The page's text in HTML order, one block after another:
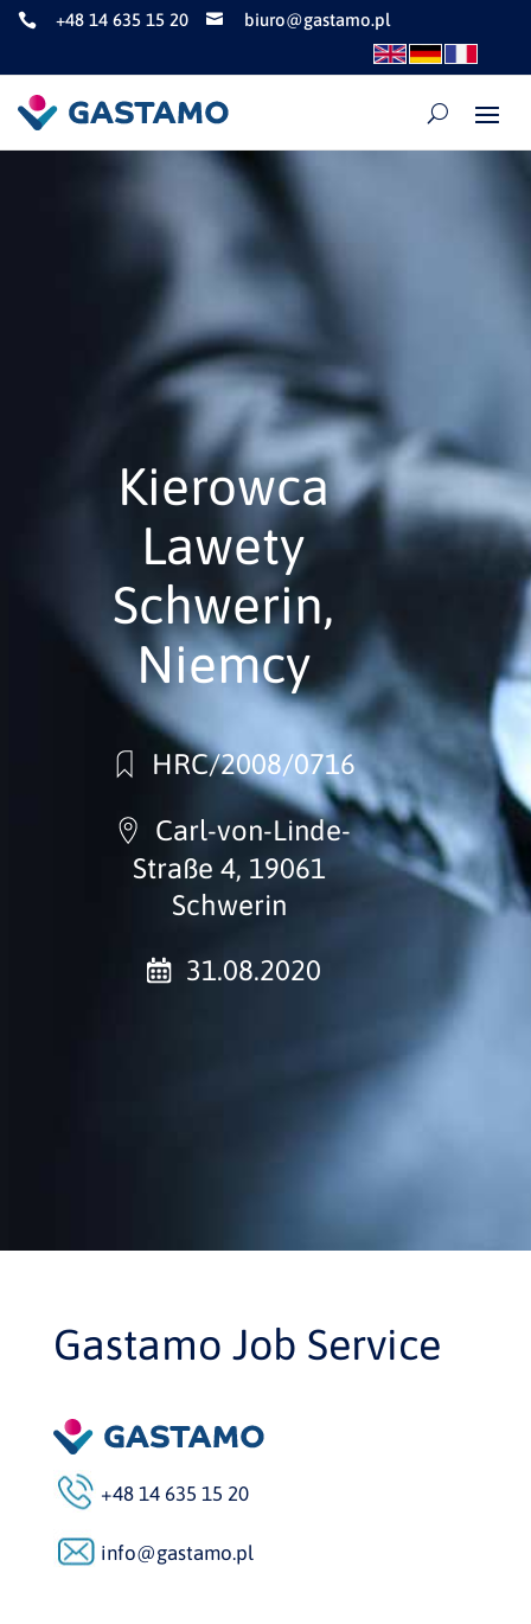
 +48 14 635 15 20  biuro@gastamo.pl
Kierowca
Lawety
Schwerin,
Niemcy
HRC/2008/0716
Carl-von-Linde-
Straße 4, 19061
Schwerin
31.08.2020
Gastamo Job Service
+48 14 635 15 20
info@gastamo.pl